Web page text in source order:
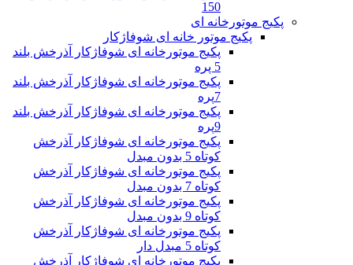
150
پکیج موتورخانه ای
پکیج موتور خانه ای شوفاژکار
پکیج موتورخانه ای شوفاژکار آذرخش بلند
5 پره
پکیج موتورخانه ای شوفاژکار آذرخش بلند
7پره
پکیج موتورخانه ای شوفاژکار آذرخش بلند
9پره
پکیج موتورخانه ای شوفاژکار آذرخش
کوتاه 5 بدون مبدل
پکیج موتورخانه ای شوفاژکار آذرخش
کوتاه 7 بدون مبدل
پکیج موتورخانه ای شوفاژکار آذرخش
کوتاه 9 بدون مبدل
پکیج موتورخانه ای شوفاژکار آذرخش
کوتاه 5 مبدل دار
پکیج موتورخانه ای شوفاژکار آذرخش